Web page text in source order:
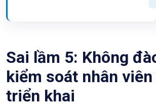
Sai lầm 5: Không
kiểm soát nhân
triển khai